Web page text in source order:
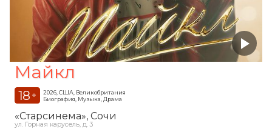
Майкл
18 +
2026, США, Великобритания
Биография, Музыка, Драма
«Старсинема», Сочи
ул. Горная карусель, д. 3